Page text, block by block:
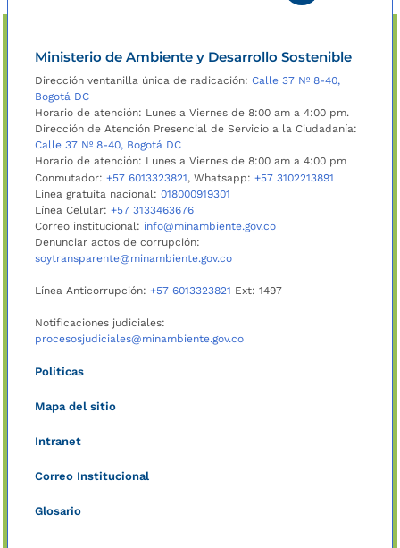
Ministerio de Ambiente y Desarrollo Sostenible
Dirección ventanilla única de radicación: Calle 37 Nº 8-40,
Bogotá DC
Horario de atención: Lunes a Viernes de 8:00 am a 4:00 pm.
Dirección de Atención Presencial de Servicio a la Ciudadanía:
Calle 37 Nº 8-40, Bogotá DC
Horario de atención: Lunes a Viernes de 8:00 am a 4:00 pm
Conmutador: +57 6013323821, Whatsapp: +57 3102213891
Línea gratuita nacional: 018000919301
Línea Celular: +57 3133463676
Correo institucional: info@minambiente.gov.co
Denunciar actos de corrupción:
soytransparente@minambiente.gov.co
Línea Anticorrupción: +57 6013323821 Ext: 1497
Notificaciones judiciales:
procesosjudiciales@minambiente.gov.co
Políticas
Mapa del sitio
Intranet
Correo Institucional
Glosario